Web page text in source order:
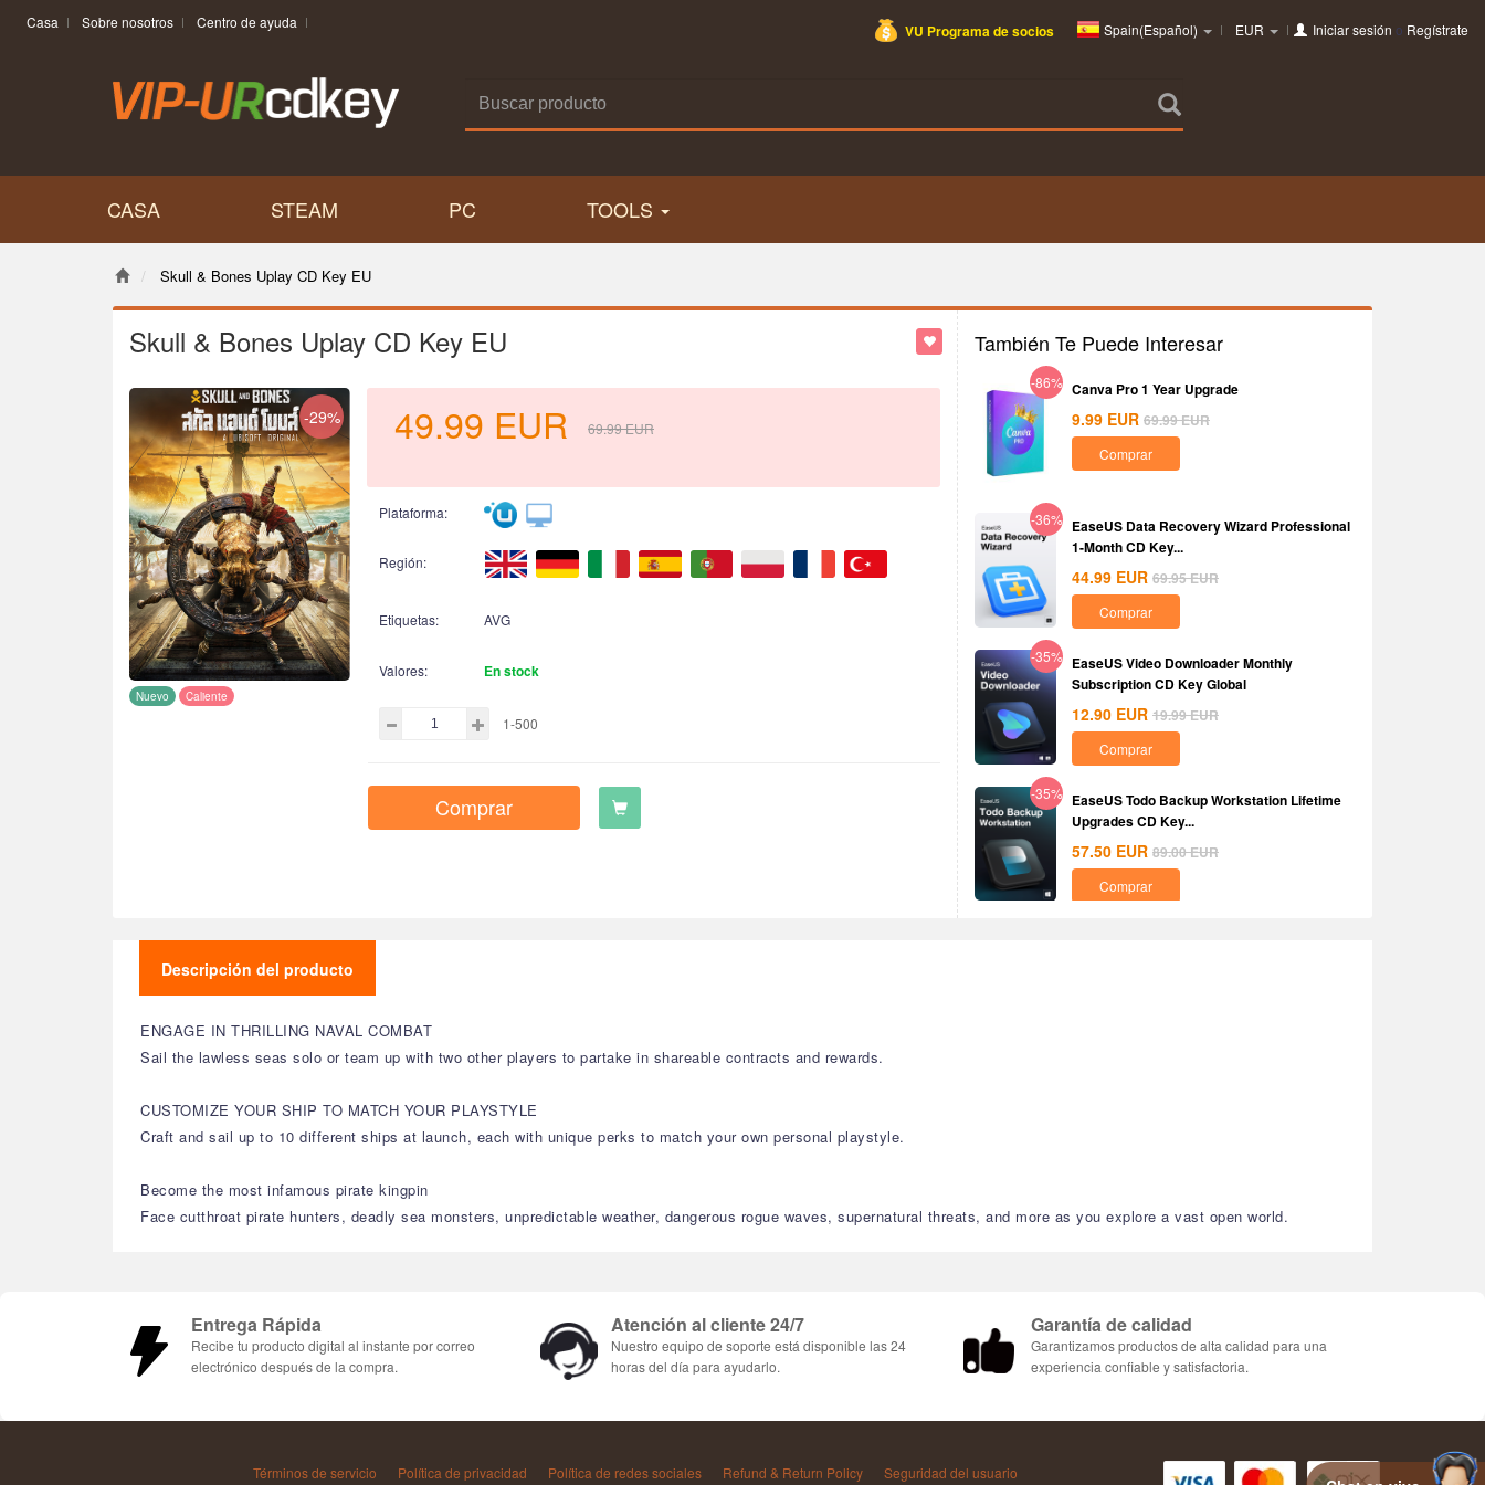
Casa Sobre nosotros Centro de ayuda VU Programa de socios Spain(Español) EUR Iniciar sesión o Regístrate
CASA STEAM PC TOOLS
Skull & Bones Uplay CD Key EU
Skull & Bones Uplay CD Key EU
-29%
Nuevo Caliente
49.99 EUR 69.99EUR
Plataforma:
Región:
Etiquetas: AVG
Valores: En stock
1-500
Comprar
También Te Puede Interesar
-86% Canva Pro 1 Year Upgrade
9.99 EUR 69.99EUR
Comprar
-36% EaseUS Data Recovery Wizard Professional
1-Month CD Key...
44.99 EUR 69.95EUR
Comprar
-35% EaseUS Video Downloader Monthly
Subscription CD Key Global
12.90 EUR 19.99EUR
Comprar
-35% EaseUS Todo Backup Workstation Lifetime
Upgrades CD Key...
57.50 EUR 89.00EUR
Comprar
Descripción del producto
ENGAGE IN THRILLING NAVAL COMBAT
Sail the lawless seas solo or team up with two other players to partake in shareable contracts and rewards.
CUSTOMIZE YOUR SHIP TO MATCH YOUR PLAYSTYLE
Craft and sail up to 10 different ships at launch, each with unique perks to match your own personal playstyle.
Become the most infamous pirate kingpin
Face cutthroat pirate hunters, deadly sea monsters, unpredictable weather, dangerous rogue waves, supernatural threats, and more as you explore a vast open world.
Entrega Rápida
Recibe tu producto digital al instante por correo
electrónico después de la compra.
Atención al cliente 24/7
Nuestro equipo de soporte está disponible las 24
horas del día para ayudarlo.
Garantía de calidad
Garantizamos productos de alta calidad para una
experiencia confiable y satisfactoria.
Términos de servicio Política de privacidad Política de redes sociales Refund & Return Policy Seguridad del usuario